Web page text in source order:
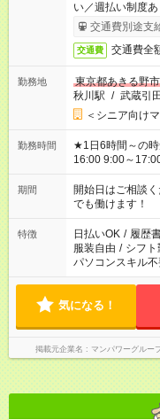
い／週払い制度
完了次第のお支
交通費別途支
交通費 交通費全
勤務地
東京都あきる野市
秋川駅 / 武蔵引
＜シニア向け
勤務時間
★1日6時間～の時短シフトOK ★スタ
16:00 9:00～17:00
場合、他のお仕
ん ※法令に基づ
となります ※労働
短時間・短期間
期間
開始日はご相談
でも働けます！
特徴 日払いOK / 履歴
服装自由 / シフト
パソコンスキル
気になる！
掲載元企業名 マンパワーグルー